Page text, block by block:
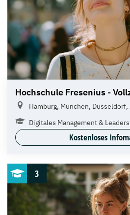
Hochschule Fresenius -
Hamburg, München,
Digitales Management &
Kostenloses
3